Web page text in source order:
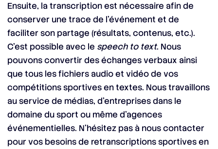
Ensuite, la transcription est nécessaire afin de
conserver une trace de l’événement et de
faciliter son partage (résultats, contenus, etc.).
C’est possible avec le speech to text. Nous
pouvons convertir des échanges verbaux ainsi
que tous les fichiers audio et vidéo de vos
compétitions sportives en textes. Nous travaillons
au service de médias, d’entreprises dans le
domaine du sport ou même d’agences
événementielles. N’hésitez pas à nous contacter
pour vos besoins de retranscriptions sportives en